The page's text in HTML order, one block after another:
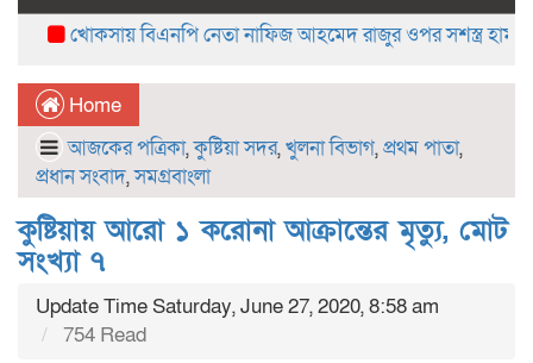
খোকসায় বিএনপি নেতা নাফিজ আহমেদ রাজুর ওপর সশস্ত্র হামলা,
Home
আজকের পত্রিকা,কুষ্টিয়া সদর,খুলনা বিভাগ,প্রথম পাতা,
প্রধান সংবাদ,সমগ্রবাংলা
কুষ্টিয়ায় আরো ১ করোনা আক্রান্তের মৃত্যু, মোট
সংখ্যা ৭
Update Time Saturday, June 27, 2020, 8:58 am
754 Read